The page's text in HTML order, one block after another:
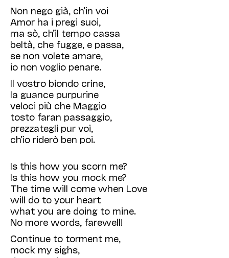
Non nego già, ch’in voi
Amor ha i pregi suoi,
ma sò, ch’il tempo cassa
beltà, che fugge, e passa,
se non volete amare,
io non voglio penare.
Il vostro biondo crine,
la guance purpurine
veloci più che Maggio
tosto faran passaggio,
prezzategli pur voi,
ch’io riderò ben poi.
Is this how you scorn me?
Is this how you mock me?
The time will come when Love
will do to your heart
what you are doing to mine.
No more words, farewell!
Continue to torment me,
mock my sighs,